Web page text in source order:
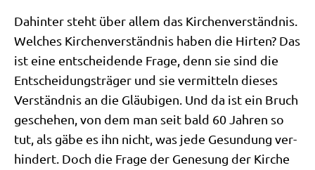
Dahin­ter steht über allem das Kir­chen­ver­ständ­nis.
Wel­ches Kir­chen­ver­ständ­nis haben die Hir­ten? Das
ist eine ent­schei­den­de Fra­ge, denn sie sind die
Ent­schei­dungs­trä­ger und sie ver­mit­teln die­ses
Ver­ständ­nis an die Gläu­bi­gen. Und da ist ein Bruch
gesche­hen, von dem man seit bald 60 Jah­ren so
tut, als gäbe es ihn nicht, was jede Gesun­dung ver­
hin­dert. Doch die Fra­ge der Gene­sung der Kir­che